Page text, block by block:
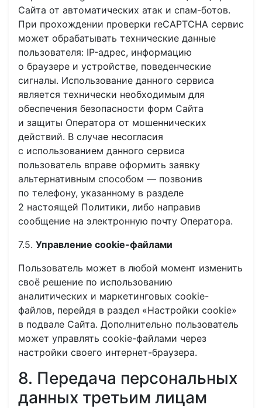
Сайта от автоматических атак и спам-ботов.
При прохождении проверки reCAPTCHA сервис
может обрабатывать технические данные
пользователя: IP-адрес, информацию
о браузере и устройстве, поведенческие
сигналы. Использование данного сервиса
является технически необходимым для
обеспечения безопасности форм Сайта
и защиты Оператора от мошеннических
действий. В случае несогласия
с использованием данного сервиса
пользователь вправе оформить заявку
альтернативным способом — позвонив
по телефону, указанному в разделе
2 настоящей Политики, либо направив
сообщение на электронную почту Оператора.
7.5. Управление cookie-файлами
Пользователь может в любой момент изменить
своё решение по использованию
аналитических и маркетинговых cookie-
файлов, перейдя в раздел «Настройки cookie»
в подвале Сайта. Дополнительно пользователь
может управлять cookie-файлами через
настройки своего интернет-браузера.
8. Передача персональных
данных третьим лицам